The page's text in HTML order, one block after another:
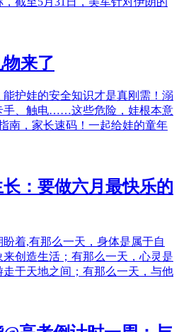
来了
能护娃的安全知识才是真刚需！溺
手、触电……这些危险，娃根本意
南，家长速码！一起给娃的童年
：要做六月最快乐的
着,有那么一天，身体是属于自
创造生活；有那么一天，心灵是
于天地之间；有那么一天，与他